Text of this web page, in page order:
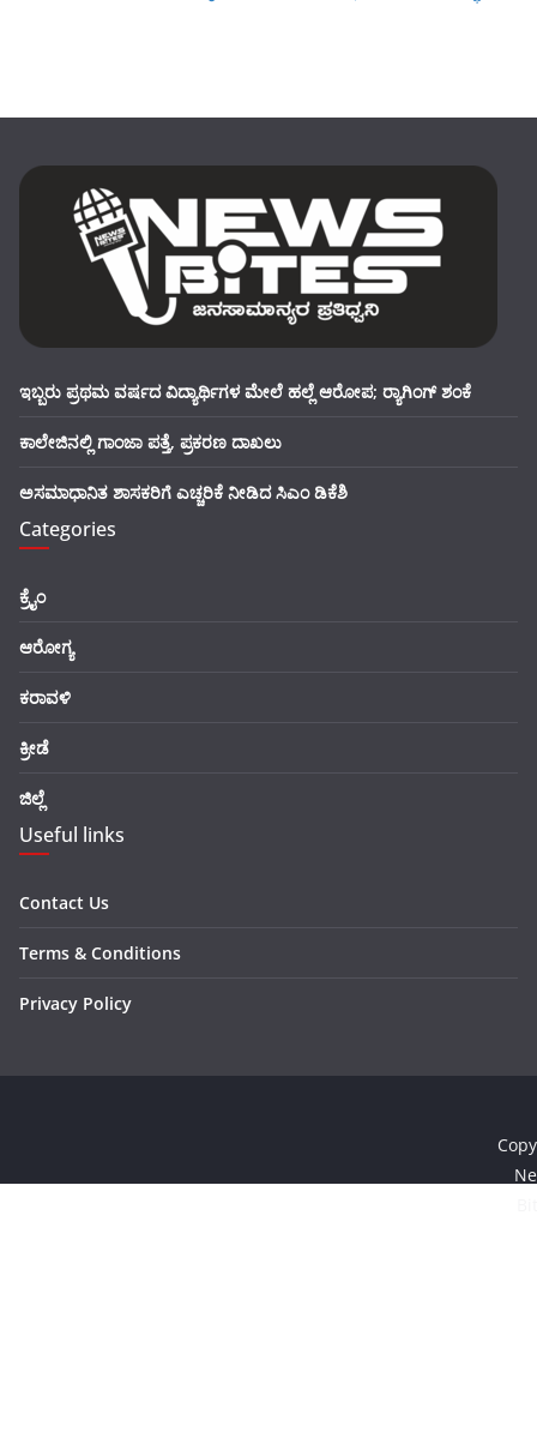
ಇಬ್ಬರು ಪ್ರಥಮ ವರ್ಷದ ವಿದ್ಯಾರ್ಥಿಗಳ ಮೇಲೆ ಹಲ್ಲೆ ಆರೋಪ; ರ‍್ಯಾಗಿಂಗ್ ಶಂಕೆ
ಕಾಲೇಜಿನಲ್ಲಿ ಗಾಂಜಾ ಪತ್ತೆ, ಪ್ರಕರಣ ದಾಖಲು
ಅಸಮಾಧಾನಿತ ಶಾಸಕರಿಗೆ ಎಚ್ಚರಿಕೆ ನೀಡಿದ ಸಿಎಂ ಡಿಕೆಶಿ
Categories
ಕ್ರೈಂ
ಆರೋಗ್ಯ
ಕರಾವಳಿ
ಕ್ರೀಡೆ
ಜಿಲ್ಲೆ
Useful links
Contact Us
Terms & Conditions
Privacy Policy